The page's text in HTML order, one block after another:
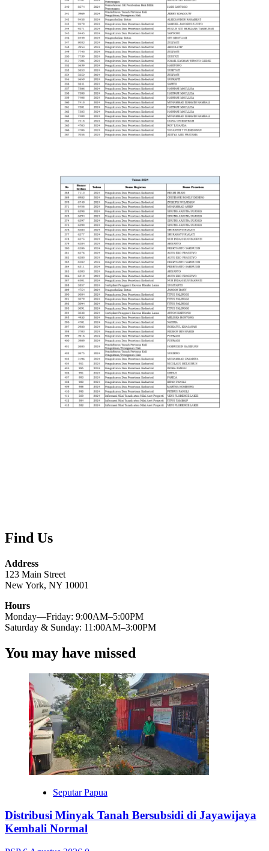
Find Us
Address
123 Main Street
New York, NY 10001
Hours
Monday—Friday: 9:00AM–5:00PM
Saturday & Sunday: 11:00AM–3:00PM
You may have missed
Seputar Papua
Distribusi Minyak Tanah Bersubsidi di Jayawijaya
Kembali Normal